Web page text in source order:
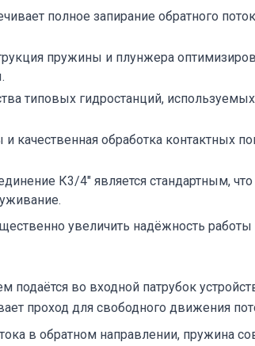
полное запирание обратного
пружины и плунжера
типовых гидростанций,
и качественная обработка контактных
К3/4" является стандартным,
увеличить надёжность работы
подаётся во входной патрубок
проход для свободного движения
в обратном направлении, пружина